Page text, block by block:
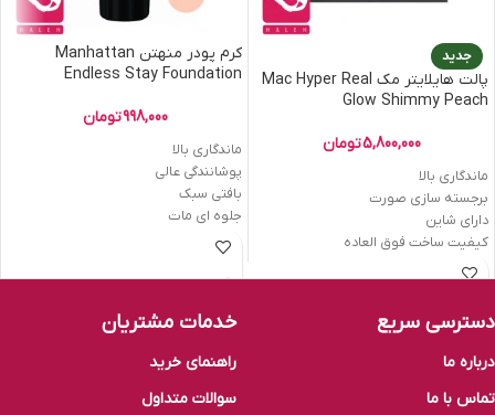
جدید
پالت هایلایتر مک Mac Hyper Real
Glow Shimmy Peach
5,800,000تومان
ماندگاری بالا
برجسته سازی صورت
دارای شاین
کیفیت ساخت فوق العاده
کرم پودر منهتن Manhattan
Endless Stay Foundation
998,000تومان
ماندگاری بالا
پوشانندگی عالی
بافتی سبک
جلوه ای مات
ضد حساسیت
دسترسی سریع
درباره ما
تماس با ما
خدمات مشتریان
راهنمای خرید
سوالات متداول